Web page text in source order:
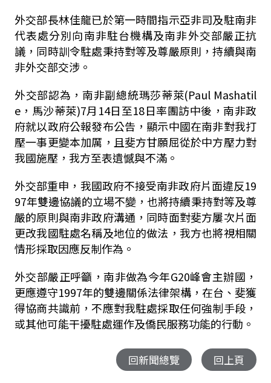
外交部長林佳龍已於第一時間指示亞非司及駐南非
代表處分別向南非駐台機構及南非外交部嚴正抗
議，同時訓令駐處秉持對等及尊嚴原則，持續與南
非外交部交涉。
外交部認為，南非副總統瑪莎蒂萊(Paul Mashatil
e，馬沙蒂萊)7月14日至18日率團訪中後，南非政
府就以政府公報發布公告，顯示中國在南非對我打
壓一事更變本加厲，且斐方甘願屈從於中方壓力對
我國施壓，我方至表遺憾與不滿。
外交部重申，我國政府不接受南非政府片面違反19
97年雙邊協議的立場不變，也將持續秉持對等及尊
嚴的原則與南非政府溝通，同時面對斐方屢次片面
更改我國駐處名稱及地位的做法，我方也將視相關
情形採取因應反制作為。
外交部嚴正呼籲，南非做為今年G20峰會主辦國，
更應遵守1997年的雙邊關係法律架構，在台、斐獲
得協商共識前，不應對我駐處採取任何強制手段，
或其他可能干擾駐處運作及僑民服務功能的行動。
回新聞總覽 回上頁